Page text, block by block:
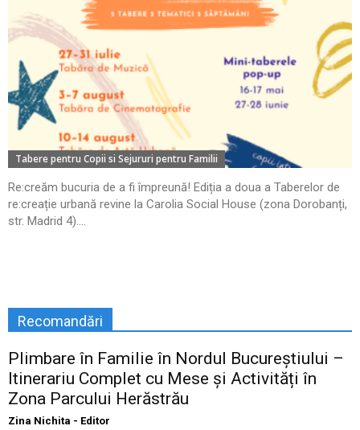
Tabere pentru Copii si Sejururi pentru Familii
Re:creăm bucuria de a fi împreună! Ediția a doua a Taberelor de
re:creație urbană revine la Carolia Social House (zona Dorobanți,
str. Madrid 4)....
Recomandări
Plimbare în Familie în Nordul Bucureștiului –
Itinerariu Complet cu Mese și Activități în
Zona Parcului Herăstrău
Zina Nichita - Editor